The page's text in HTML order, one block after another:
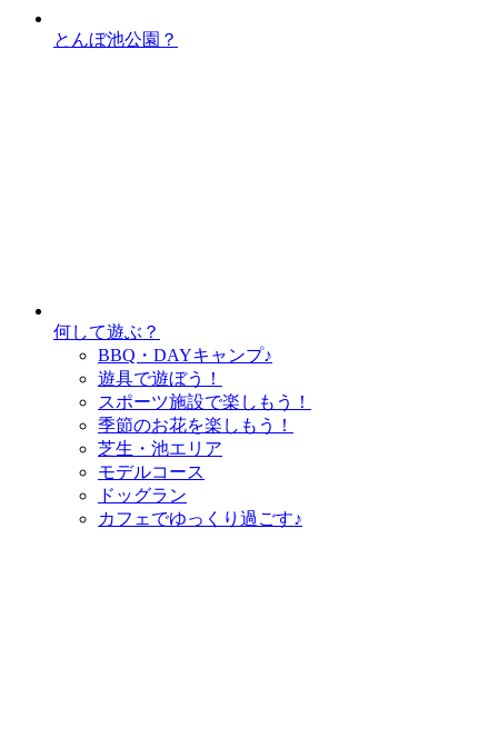
とんぼ池公園？
何して遊ぶ？
BBQ・DAYキャンプ♪
遊具で遊ぼう！
スポーツ施設で楽しもう！
季節のお花を楽しもう！
芝生・池エリア
モデルコース
ドッグラン
カフェでゆっくり過ごす♪